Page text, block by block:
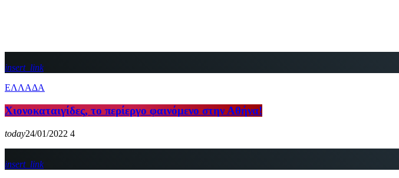
insert_link
ΕΛΛΑΔΑ
Χιονοκαταιγίδες, το περίεργο φαινόμενο στην Αθήνα!
today24/01/2022 4
insert_link